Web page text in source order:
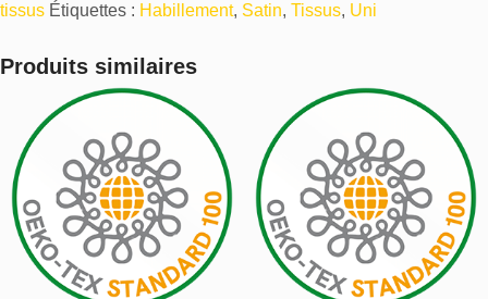
tissus Étiquettes : Habillement, Satin, Tissus, Uni
Produits similaires